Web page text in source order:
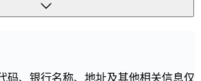
码、银行名称、地址及其他相关信息仅